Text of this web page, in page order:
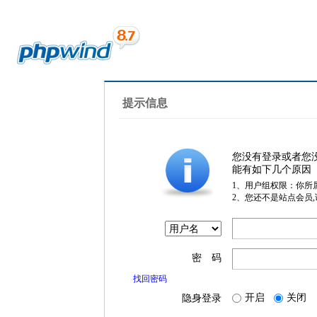
提示信息
您没有登录或者您
能有如下几个原因
1、用户组权限：你所
2、您还不是站点会员
密 码
找回密码
隐身登录 开启 关闭